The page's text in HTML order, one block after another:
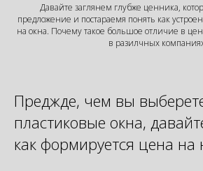
Давайте заглянем глубже ценника,
предложение и постараемя понять как
на окна. Почему такое большое отличие в
в разилчных
Преджде, чем вы
пластиковые окна,
как формируется цена на